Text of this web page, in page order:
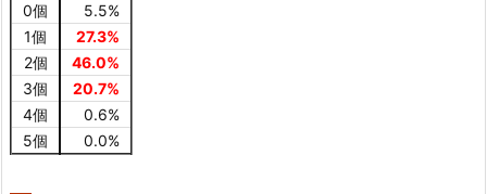
0個
5.5%
1個
27.3%
2個
46.0%
3個
20.7%
4個
0.6%
5個
0.0%